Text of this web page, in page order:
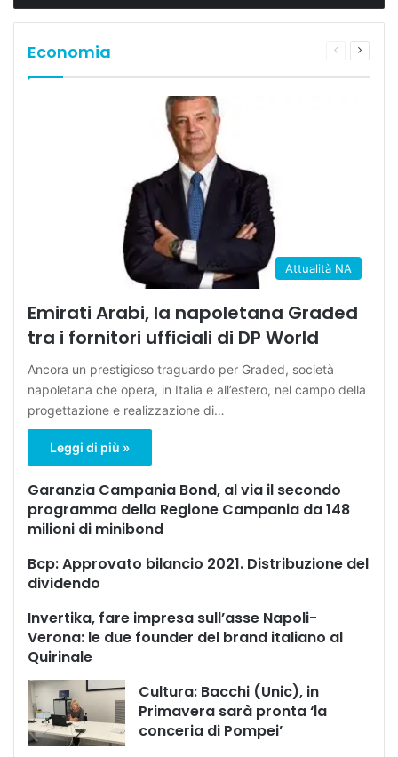
Economia
Pagina
Attualità NA
Emirati Arabi, la napoletana Graded
tra i fornitori ufficiali di DP World
Ancora un prestigioso traguardo per Graded, società
napoletana che opera, in Italia e all’estero, nel campo della
progettazione e realizzazione di…
Leggi di più »
Garanzia Campania Bond, al via il secondo
programma della Regione Campania da 148
milioni di minibond
Bcp: Approvato bilancio 2021. Distribuzione del
dividendo
Invertika, fare impresa sull’asse Napoli-
Verona: le due founder del brand italiano al
Quirinale
Cultura: Bacchi (Unic), in
Primavera sarà pronta ‘la
conceria di Pompei’